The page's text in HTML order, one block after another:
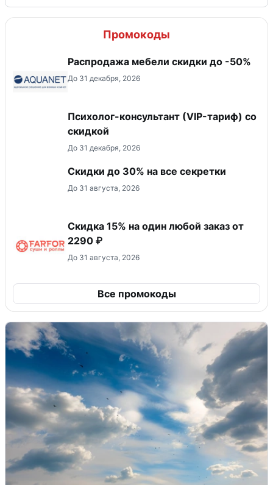
Промокоды
Распродажа мебели скидки до -50%
До 31 декабря, 2026
Психолог-консультант (VIP-тариф) со
скидкой
До 31 декабря, 2026
Скидки до 30% на все секретки
До 31 августа, 2026
Скидка 15% на один любой заказ от
2290 ₽
До 31 августа, 2026
Все промокоды